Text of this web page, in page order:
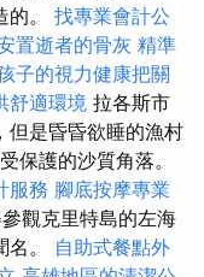
。 找專業會計公
置逝者的骨灰 精準
子的視力健康把關
舒適環境 拉各斯市
但是昏昏欲睡的漁村
保護的沙質角落。
服務 腳底按摩專業
觀克里特島的左海
。 自助式餐點外